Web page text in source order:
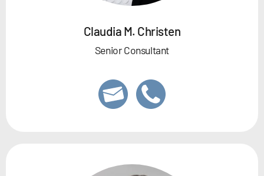
Claudia M. Christen
Senior Consultant